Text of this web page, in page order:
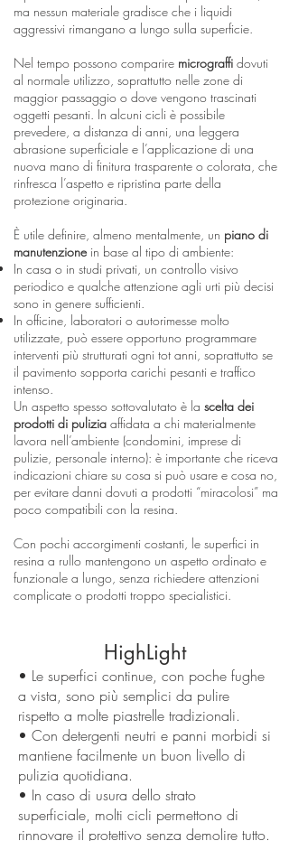
ma nessun materiale gradisce che i liquidi
aggressivi rimangano a lungo sulla superficie.
Nel tempo possono comparire micrograffi dovuti
al normale utilizzo, soprattutto nelle zone di
maggior passaggio o dove vengono trascinati
oggetti pesanti. In alcuni cicli è possibile
prevedere, a distanza di anni, una leggera
abrasione superficiale e l’applicazione di una
nuova mano di finitura trasparente o colorata, che
rinfresca l’aspetto e ripristina parte della
protezione originaria.
È utile definire, almeno mentalmente, un piano di
manutenzionein base al tipo di ambiente:
In casa o in studi privati, un controllo visivo
periodico e qualche attenzione agli urti più decisi
sono in genere sufficienti.
In officine, laboratori o autorimesse molto
utilizzate, può essere opportuno programmare
interventi più strutturati ogni tot anni, soprattutto se
il pavimento sopporta carichi pesanti e traffico
intenso.
Un aspetto spesso sottovalutato è la scelta dei
prodotti di pulizia affidata a chi materialmente
lavora nell’ambiente (condomini, imprese di
pulizie, personale interno): è importante che riceva
indicazioni chiare su cosa si può usare e cosa no,
per evitare danni dovuti a prodotti “miracolosi” ma
poco compatibili con la resina.
Con pochi accorgimenti costanti, le superfici in
resina a rullo mantengono un aspetto ordinato e
funzionale a lungo, senza richiedere attenzioni
complicate o prodotti troppo specialistici.
HighLight
• Le superfici continue, con poche fughe
a vista, sono più semplici da pulire
rispetto a molte piastrelle tradizionali.
• Con detergenti neutri e panni morbidi si
mantiene facilmente un buon livello di
pulizia quotidiana.
• In caso di usura dello strato
superficiale, molti cicli permettono di
rinnovare il protettivo senza demolire tutto.